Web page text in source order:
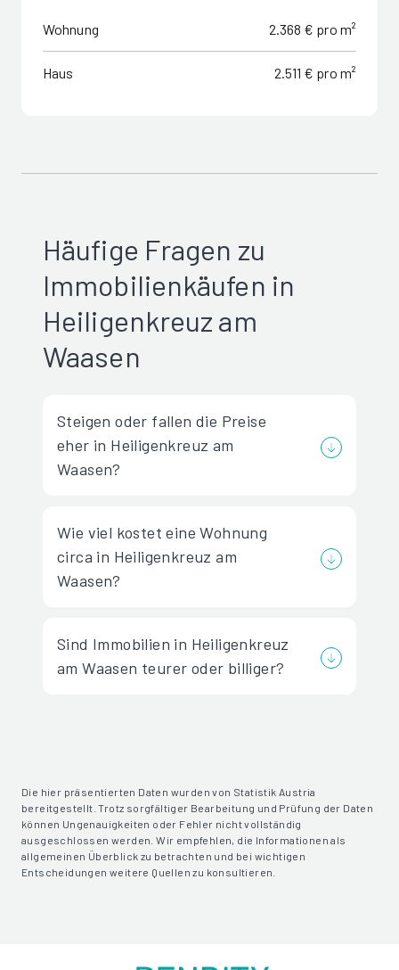
Wohnung 2.368 € pro m²
Haus 2.511 € pro m²
Häufige Fragen zu
Immobilienkäufen in
Heiligenkreuz am
Waasen
Steigen oder fallen die Preise
eher in Heiligenkreuz am
Waasen?
Wie viel kostet eine Wohnung
circa in Heiligenkreuz am
Waasen?
Sind Immobilien in Heiligenkreuz
am Waasen teurer oder billiger?
Die hier präsentierten Daten wurden von Statistik Austria
bereitgestellt. Trotz sorgfältiger Bearbeitung und Prüfung der Daten
können Ungenauigkeiten oder Fehler nicht vollständig
ausgeschlossen werden. Wir empfehlen, die Informationen als
allgemeinen Überblick zu betrachten und bei wichtigen
Entscheidungen weitere Quellen zu konsultieren.